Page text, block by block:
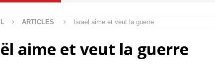
Capituler ou mourir : le « processus de paix » à
6 août 2026 ]
Mille jours de génocide : l’histoire de Gaza au-delà
ARTICLES Israël aime et veut la guerre
aime et veut la guerre